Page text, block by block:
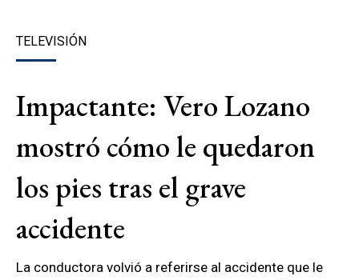
TELEVISIÓN
Impactante: Vero Lozano
mostró cómo le quedaron
los pies tras el grave
accidente
La conductora volvió a referirse al accidente que le